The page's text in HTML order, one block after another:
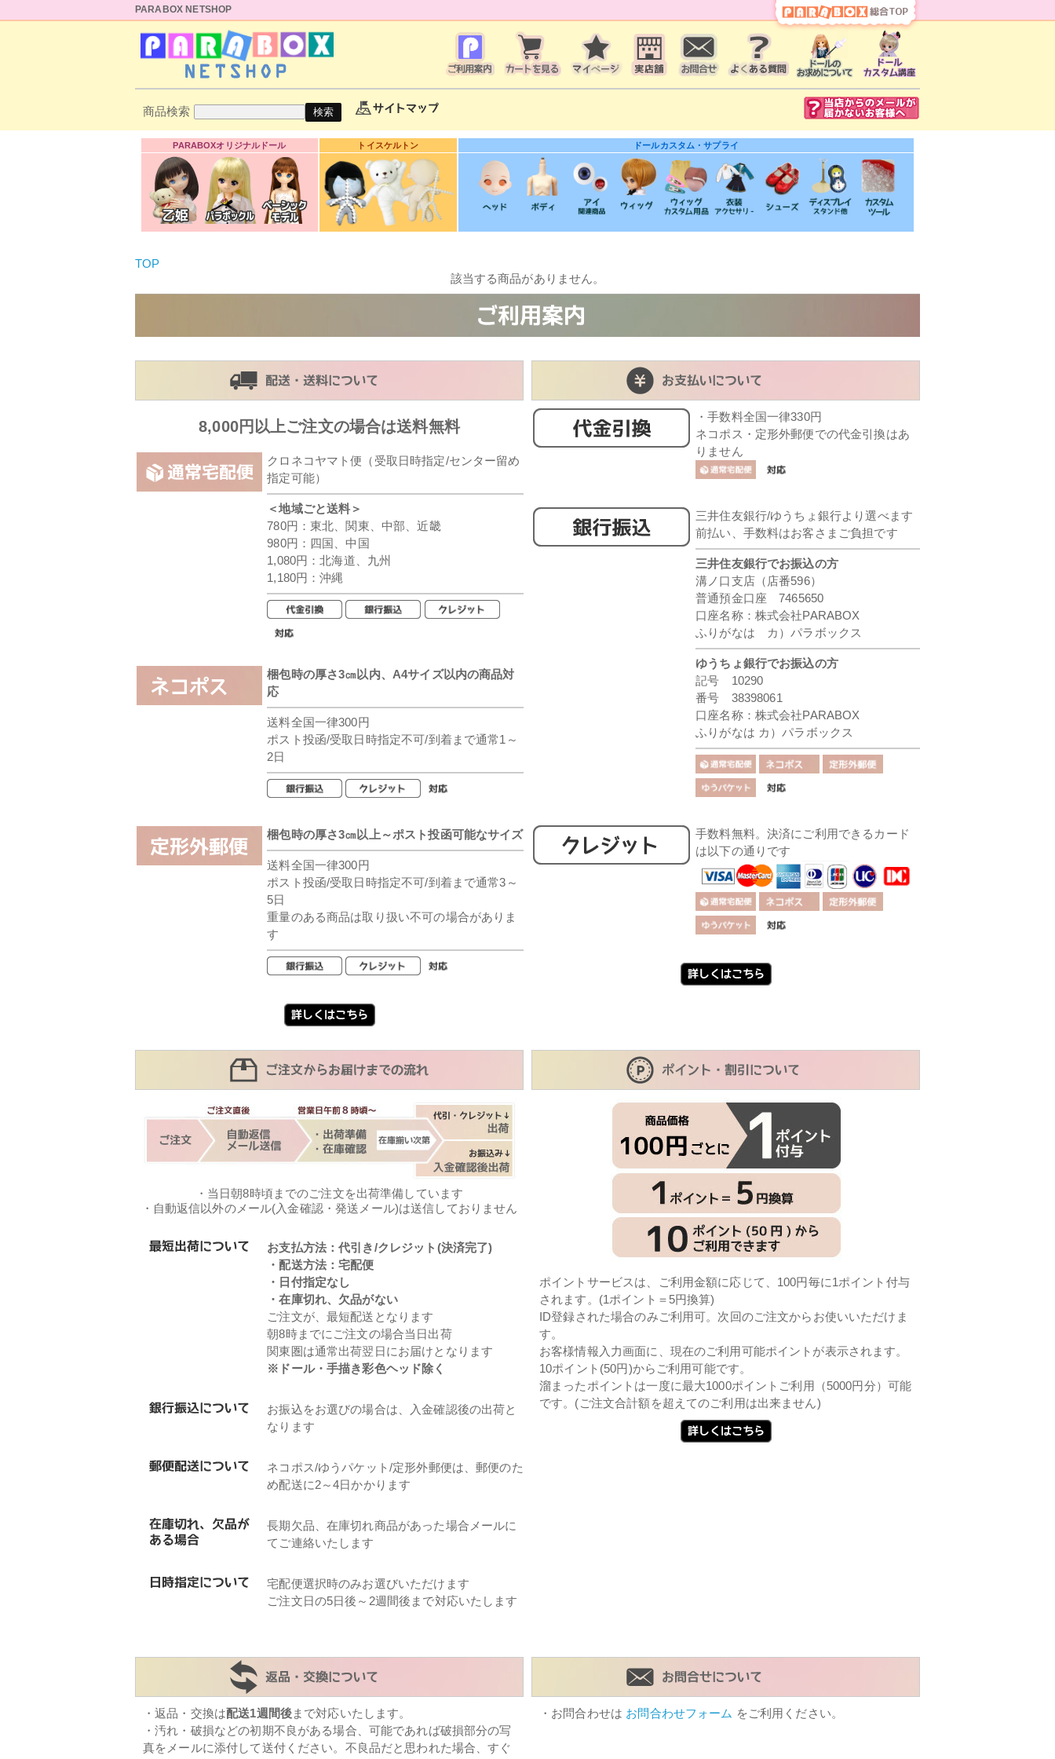
PARABOX NETSHOP
商品検索
PARABOXオリジナルドール トイスケルトン ドールカスタム・サプライ
TOP
該当する商品がありません。
8,000円以上ご注文の場合は送料無料
クロネコヤマト便（受取日時指定/センター留め
指定可能）
＜地域ごと送料＞
780円：東北、関東、中部、近畿
980円：四国、中国
1,080円：北海道、九州
1,180円：沖縄
梱包時の厚さ3㎝以内、A4サイズ以内の商品対
応
送料全国一律300円
ポスト投函/受取日時指定不可/到着まで通常1～
2日
梱包時の厚さ3㎝以上～ポスト投函可能なサイズ
送料全国一律300円
ポスト投函/受取日時指定不可/到着まで通常3～
5日
重量のある商品は取り扱い不可の場合がありま
す
・手数料全国一律330円
ネコポス・定形外郵便での代金引換はあ
りません
三井住友銀行/ゆうちょ銀行より選べます
前払い、手数料はお客さまご負担です
三井住友銀行でお振込の方
溝ノ口支店（店番596）
普通預金口座 7465650
口座名称：株式会社PARABOX
ふりがなは カ）パラボックス
ゆうちょ銀行でお振込の方
記号 10290
番号 38398061
口座名称：株式会社PARABOX
ふりがなは カ）パラボックス
手数料無料。決済にご利用できるカード
は以下の通りです
・当日朝8時頃までのご注文を出荷準備しています
・自動返信以外のメール(入金確認・発送メール)は送信しておりません
お支払方法：代引き/クレジット(決済完了)
・配送方法：宅配便
・日付指定なし
・在庫切れ、欠品がない
ご注文が、最短配送となります
朝8時までにご注文の場合当日出荷
関東圏は通常出荷翌日にお届けとなります
※ドール・手描き彩色ヘッド除く
お振込をお選びの場合は、入金確認後の出荷と
なります
ネコポス/ゆうパケット/定形外郵便は、郵便のた
め配送に2～4日かかります
長期欠品、在庫切れ商品があった場合メールに
てご連絡いたします
宅配便選択時のみお選びいただけます
ご注文日の5日後～2週間後まで対応いたします
ポイントサービスは、ご利用金額に応じて、100円毎に1ポイント付与
されます。(1ポイント＝5円換算)
ID登録された場合のみご利用可。次回のご注文からお使いいただけま
す。
お客様情報入力画面に、現在のご利用可能ポイントが表示されます。
10ポイント(50円)からご利用可能です。
溜まったポイントは一度に最大1000ポイントご利用（5000円分）可能
です。(ご注文合計額を超えてのご利用は出来ません)
・返品・交換は配送1週間後まで対応いたします。
・汚れ・破損などの初期不良がある場合、可能であれば破損部分の写
真をメールに添付して送付ください。不良品だと思われた場合、すぐ
・お問合わせは お問合わせフォーム をご利用ください。